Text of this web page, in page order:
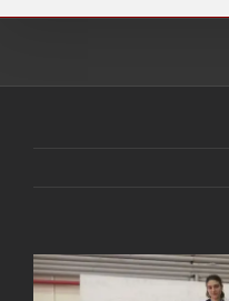
View
Larger